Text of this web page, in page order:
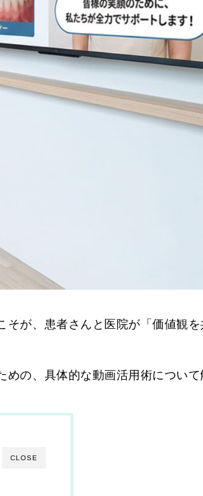
が、患者さんと医院が「価値観
の、具体的な動画活用術について
CLOSE